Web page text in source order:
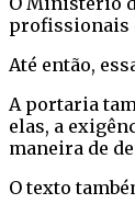
profissionais
Até então,
A portaria
elas, a
maneira de
O texto